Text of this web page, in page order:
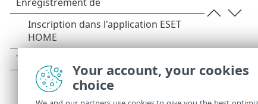
Your account, your cookies
choice